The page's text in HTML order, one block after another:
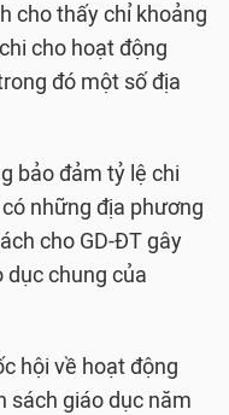
cho thấy chỉ khoảng
cho hoạt động
đó một số địa
bảo đảm tỷ lệ chi
những địa phương
cho GD-ĐT gây
chung của
hội về hoạt động
sách giáo dục năm